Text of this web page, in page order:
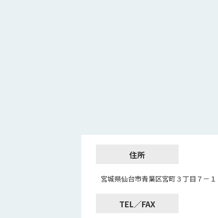
住所
宮城県仙台市青葉区宮町３丁目７－１
TEL／FAX